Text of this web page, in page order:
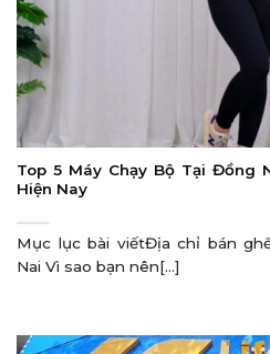
Top 5 Máy Chạy Bộ Tại Đồng
Hiện Nay
Mục lục bài viếtĐịa chỉ bán
Nai Vì sao bạn nên[...]